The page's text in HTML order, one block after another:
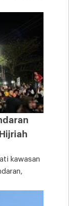
kawasan